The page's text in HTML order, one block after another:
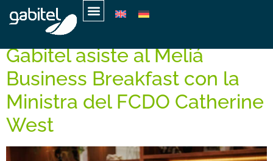
Etiqueta:Reino Unido
Gabitel asiste al Meliá
Business Breakfast con la
Ministra del FCDO Catherine
West